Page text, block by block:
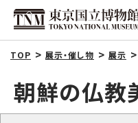
TOP 展示・催し物 展示
朝鮮の仏教